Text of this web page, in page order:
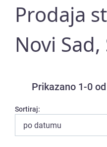
Prodaja
Novi
Prikazano 1-0
Sortiraj:
po datumu